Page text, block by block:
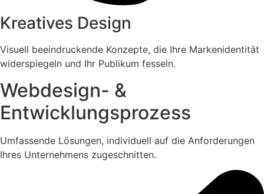
Kreatives Design
Visuell beeindruckende Konzepte, die Ihre Markenidentität
widerspiegeln und Ihr Publikum fesseln.
Webdesign- &
Entwicklungsprozess
Umfassende Lösungen, individuell auf die Anforderungen
Ihres Unternehmens zugeschnitten.